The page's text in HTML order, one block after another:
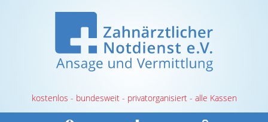
kostenlos - bundesweit - privatorganisiert - alle Kassen